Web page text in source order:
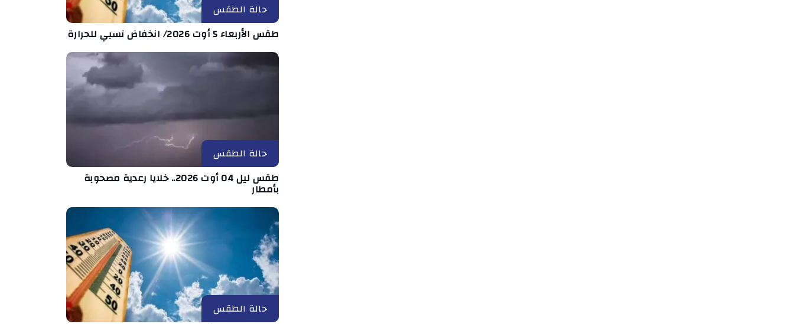
حالة الطقس
طقس الأربعاء 5 أوت 2026/ انخفاض نسبي للحرارة
حالة الطقس
طقس ليل 04 أوت 2026.. خلايا رعدية مصحوبة
بأمطار
حالة الطقس